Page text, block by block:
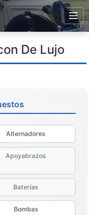
De Lujo
Alternadores
Apoyabrazos
Baterías
Bombas